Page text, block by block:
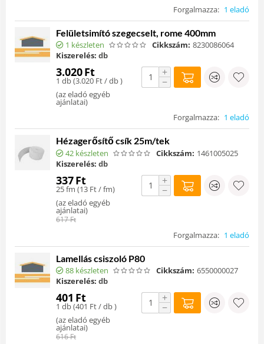
Forgalmazza: 1 eladó
Felületsimító szegecselt, rome 400mm
1 készleten Cikkszám: 8230086064
Kiszerelés: db
3.020Ft
1 db (3.020 Ft/ db )
(az eladó egyéb
ajánlatai)
+
−
Forgalmazza: 1 eladó
Hézagerősítő csík 25m/tek
42 készleten Cikkszám: 1461005025
Kiszerelés: db
337Ft
25 fm (13 Ft/ fm)
(az eladó egyéb
ajánlatai)
617Ft
+
−
Forgalmazza: 1 eladó
Lamellás csiszoló P80
88 készleten Cikkszám: 6550000027
Kiszerelés: db
401 Ft
1 db (401 Ft/ db )
(az eladó egyéb
ajánlatai)
616Ft
+
−